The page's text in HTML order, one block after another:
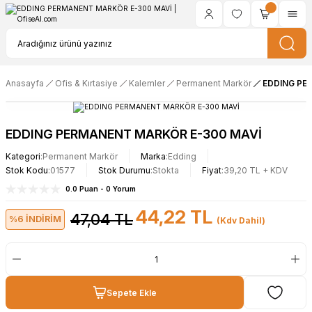
Anasayfa Ofis & Kırtasiye Kalemler Permanent Markör EDDING
EDDING PERMANENT MARKÖR E-300 MAVİ
Kategori Permanent Markör Marka Edding
Stok Kodu 01577 Stok Durumu Stokta Fiyat 39,20 TL + KDV
0.0 Puan - 0 Yorum
%6 İNDİRİM 47,04 TL44,22 TL (Kdv Dahil)
Sepete Ekle